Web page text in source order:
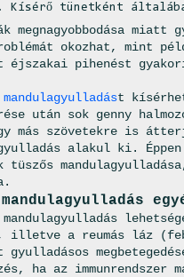
tünetként
megnagyobbodása
okozhat, mint
éjszakai pihenést
t
után sok genny
más szövetekre is
alakul ki.
tüszős
illetve a reumás láz
ha az